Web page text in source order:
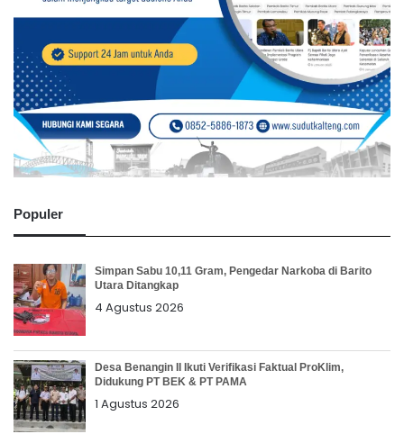
Populer
Simpan Sabu 10,11 Gram, Pengedar Narkoba di Barito
Utara Ditangkap
4 Agustus 2026
Desa Benangin II Ikuti Verifikasi Faktual ProKlim,
Didukung PT BEK & PT PAMA
1 Agustus 2026